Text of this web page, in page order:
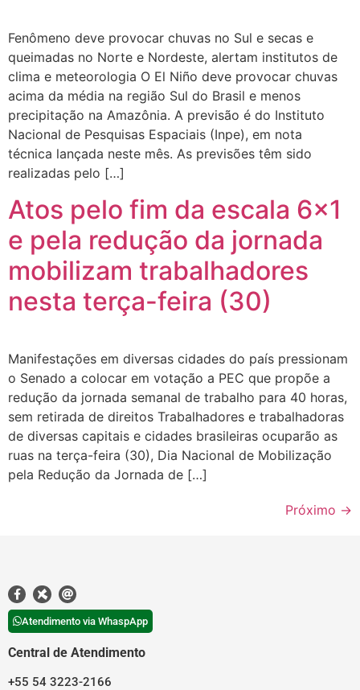
Fenômeno deve provocar chuvas no Sul e secas e
queimadas no Norte e Nordeste, alertam institutos de
clima e meteorologia O El Niño deve provocar chuvas
acima da média na região Sul do Brasil e menos
precipitação na Amazônia. A previsão é do Instituto
Nacional de Pesquisas Espaciais (Inpe), em nota
técnica lançada neste mês. As previsões têm sido
realizadas pelo […]
Atos pelo fim da escala 6×1
e pela redução da jornada
mobilizam trabalhadores
nesta terça-feira (30)
Manifestações em diversas cidades do país pressionam
o Senado a colocar em votação a PEC que propõe a
redução da jornada semanal de trabalho para 40 horas,
sem retirada de direitos Trabalhadores e trabalhadoras
de diversas capitais e cidades brasileiras ocuparão as
ruas na terça-feira (30), Dia Nacional de Mobilização
pela Redução da Jornada de […]
Próximo →
Atendimento via WhaspApp
Central de Atendimento
+55 54 3223-2166